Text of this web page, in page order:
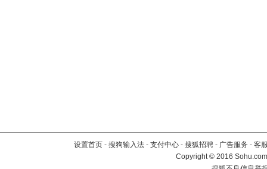
设置首页 - 搜狗输入法 - 支付中心 - 搜狐招聘 - 广告服务 - 客
Copyright©2016